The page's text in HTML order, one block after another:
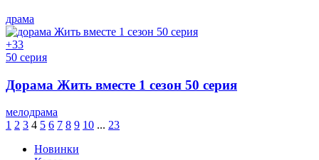
драма
+33
50 серия
Дорама Жить вместе 1 сезон 50 серия
мелодрама
1 2 3 4 5 6 7 8 9 10 ... 23
Новинки